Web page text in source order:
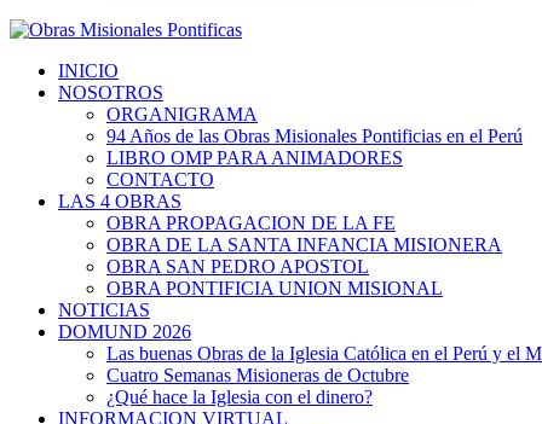
INICIO
NOSOTROS
ORGANIGRAMA
94 Años de las Obras Misionales Pontificias en el Perú
LIBRO OMP PARA ANIMADORES
CONTACTO
LAS 4 OBRAS
OBRA PROPAGACION DE LA FE
OBRA DE LA SANTA INFANCIA MISIONERA
OBRA SAN PEDRO APOSTOL
OBRA PONTIFICIA UNION MISIONAL
NOTICIAS
DOMUND 2026
Las buenas Obras de la Iglesia Católica en el Perú y el
Cuatro Semanas Misioneras de Octubre
¿Qué hace la Iglesia con el dinero?
INFORMACION VIRTUAL